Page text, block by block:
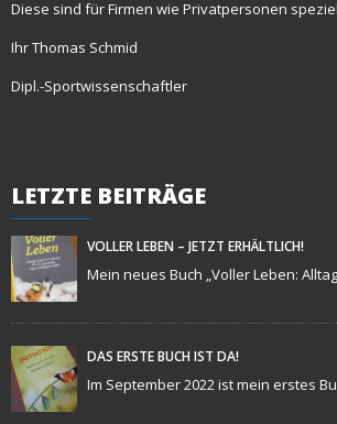
Diese sind für Firmen wie Privatpersonen
Ihr Thomas Schmid
Dipl.-Sportwissenschaftler
LETZTE BEITRÄGE
VOLLER LEBEN – JETZT ERHÄLTLICH!
Mein neues Buch „Voller Leben:
DAS ERSTE BUCH IST DA!
Im September 2022 ist mein erstes